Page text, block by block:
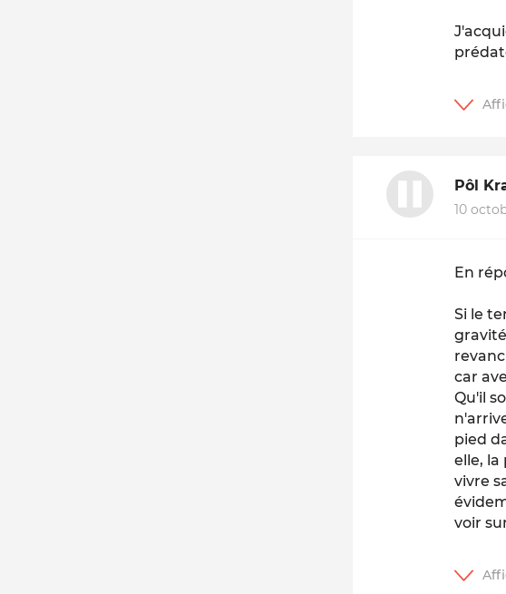
Pôl
10
En
Si le
car
Qu'il
pied
elle,
vivre
voir